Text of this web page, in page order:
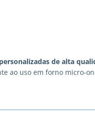
de alta
ao uso em forno micro-